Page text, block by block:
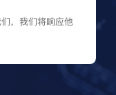
，我们将响应他